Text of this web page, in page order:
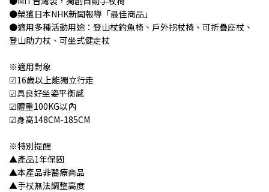
●榮獲日本NHK新聞報導「最佳商品」
●適用多種活動用途：登山杖釣魚椅、戶外拐杖椅、可折疊座杖、
登山助力杖、可坐式健走杖
※適用對象
☑16歲以上能獨立行走
☑具良好坐姿平衡感
☑體重100KG以內
☑身高148CM-185CM
※特別提醒
▲產品1年保固
▲本產品非醫療商品
▲手杖無法調整高度